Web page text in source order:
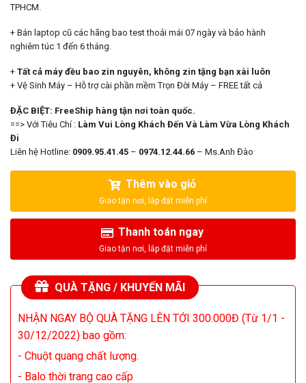
TPHCM.
+ Bán laptop cũ các hãng bao test thoải mái 07 ngày và bảo hành
nghiêm túc 1 đến 6 tháng.
+ Tất cả máy đều bao zin nguyên, không zin tặng bạn xài luôn
+ Vệ Sinh Máy – Hỗ trợ cài phần mềm Trọn Đời Máy – FREE tất cả
ĐẶC BIỆT: FreeShip hàng tận nơi toàn quốc.
==> Với Tiêu Chí : Làm Vui Lòng Khách Đến Và Làm Vừa Lòng Khách
Đi
Liên hệ Hotline: 0909.95.41.45 – 0974.12.44.66 – Ms.Anh Đào
Thêm vào giỏ
Thanh toán ngay
QUÀ TẶNG / KHUYẾN MÃI
NHẬN NGAY BỘ QUÀ TẶNG LÊN TỚI 300.000Đ (Từ 1/1 -
30/12/2022) bao gồm:
- Chuột quang chất lượng.
- Balo thời trang cao cấp